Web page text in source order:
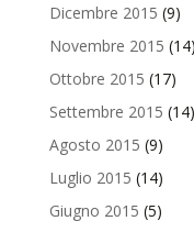
Dicembre 2015 (9)
Novembre 2015 (14)
Ottobre 2015 (17)
Settembre 2015 (14)
Agosto 2015 (9)
Luglio 2015 (14)
Giugno 2015 (5)